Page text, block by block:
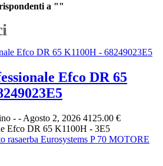
a ""
Efco DR 65
- - Agosto 2, 2026 4125.00 €
Efco DR 65 K1100H - 3E5